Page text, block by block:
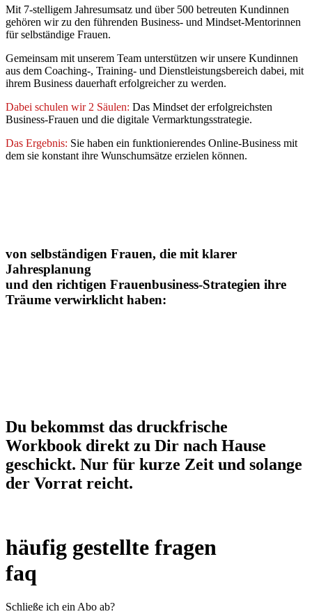
Mit 7-stelligem Jahresumsatz und über 500 betreuten Kundinnen
gehören wir zu den führenden Business- und Mindset-Mentorinnen
für selbständige Frauen.
Gemeinsam mit unserem Team unterstützen wir unsere Kundinnen
aus dem Coaching-, Training- und Dienstleistungsbereich dabei, mit
ihrem Business dauerhaft erfolgreicher zu werden.
Dabei schulen wir 2 Säulen: Das Mindset der erfolgreichsten
Business-Frauen und die digitale Vermarktungsstrategie.
Das Ergebnis: Sie haben ein funktionierendes Online-Business mit
dem sie konstant ihre Wunschumsätze erzielen können.
von selbständigen Frauen, die mit klarer
Jahresplanung
und den richtigen Frauenbusiness-Strategien ihre
Träume verwirklicht haben:
Du bekommst das druckfrische
Workbook direkt zu Dir nach Hause
geschickt. Nur für kurze Zeit und solange
der Vorrat reicht.
häufig gestellte fragen
faq
Schließe ich ein Abo ab?